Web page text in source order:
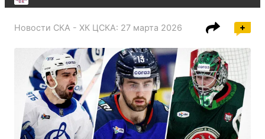
Новости СКА - ХК ЦСКА: 27 марта 2026